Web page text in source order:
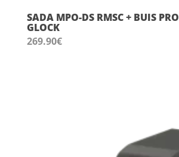
SADA MPO-DS RMSC + BUIS PRO
GLOCK
269.90€